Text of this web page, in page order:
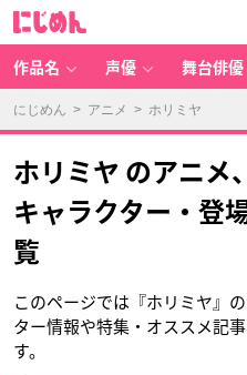
作品名 声優 舞台俳優
にじめん > アニメ > ホリミヤ
ホリミヤ のアニメ
キャラクター・登
覧
このページでは『ホリミヤ』
ター情報や特集・オススメ記
す。